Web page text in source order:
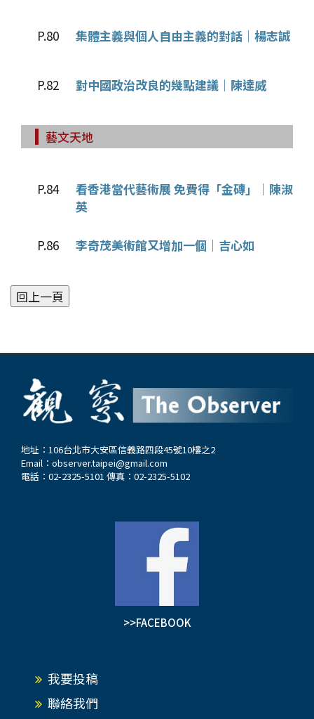
P.80 集體主義與個人自由主義的對話｜楊志誠
P.82 對中國政治改良的幾點建議｜陳達威
藝文天地
P.84
看香港當代藝術展 免費得「金磚」｜陳淑
英
P.86 李奇茂美術館又增加一個｜吉心如
地址：106台北市大安區信義路四段45號10樓之2
Email： observer.taipei@gmail.com
電話：02-2325-5101 傳真：02-2325-5102
>>FACEBOOK
我要投稿
聯絡我們